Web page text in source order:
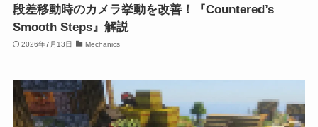
段差移動時のカメラ挙動を改善！『Countered’s
Smooth Steps』解説
2026年7月13日 Mechanics